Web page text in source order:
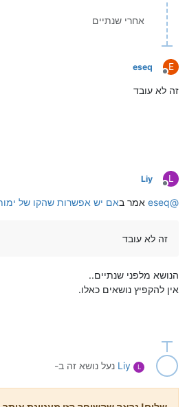
אחרי שנתיים
E
מנותק
eseq
זה לא עובד
L
מנותק
Liy
@
eseq אמר באם יש אפשרות שהקו של
זה לא עובד
הנושא מלפני שנתיים..
אין להקפיץ נושאים כאלו.
L
Liy נעל נושא זה ב-